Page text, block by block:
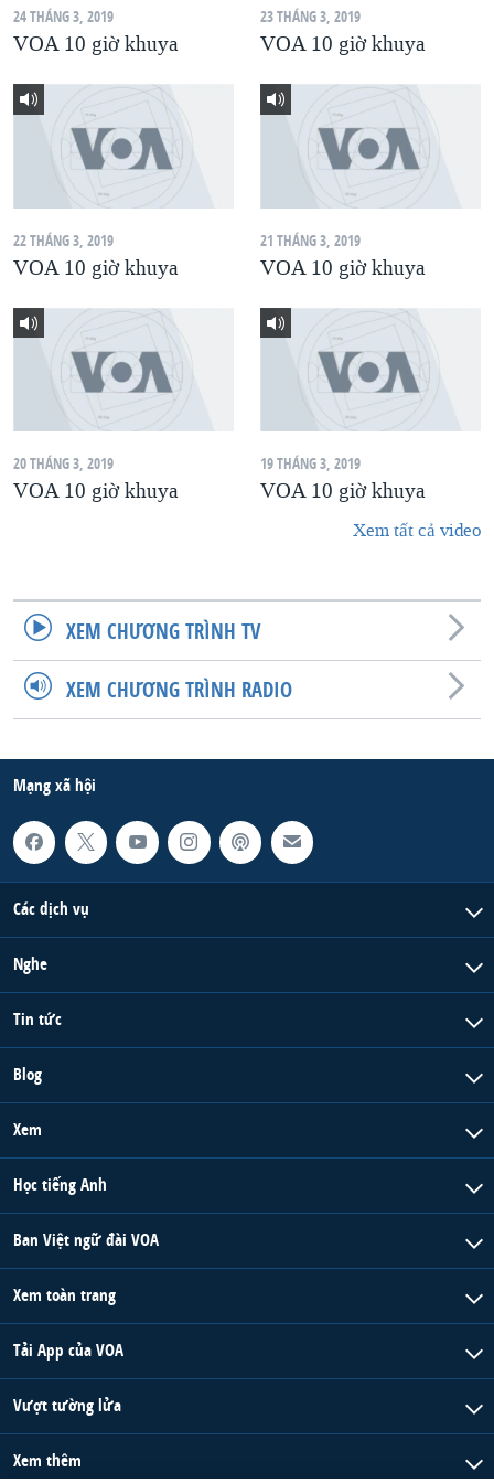
QUAN HỆ VIỆT MỸ
24 THÁNG 3, 2019
VOA 10 giờ khuya
23 THÁNG 3, 2019
VOA 10 giờ khuya
22 THÁNG 3, 2019
VOA 10 giờ khuya
21 THÁNG 3, 2019
VOA 10 giờ khuya
20 THÁNG 3, 2019
VOA 10 giờ khuya
19 THÁNG 3, 2019
VOA 10 giờ khuya
Xem tất cả video
XEM CHƯƠNG TRÌNH TV
XEM CHƯƠNG TRÌNH RADIO
Mạng xã hội
Các dịch vụ
Nghe
Tin tức
Blog
Xem
Học tiếng Anh
Ban Việt ngữ đài VOA
Xem toàn trang
Tải App của VOA
Vượt tường lửa
Xem thêm